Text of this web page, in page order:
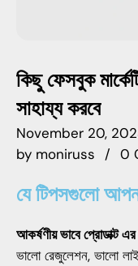
কিছু ফেসবুক
সাহায্য করবে
November 20,
by moniruss 0
যে টিপসগুলো
আকর্ষণীয় ভাবে প্রোডাক্ট
ভালো রেজুলেশন, ভালো